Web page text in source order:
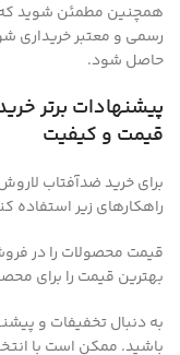
همچنین مطمئن شوید
رسمی و معتبر خریداری
حاصل شود.
پیشنهادات برتر
قیمت و کیفیت
برای خرید ضدآفتاب
راهکارهای زیر استفاده
قیمت محصولات را در
بهترین قیمت را برای
به دنبال تخفیفات و
باشید. ممکن است با